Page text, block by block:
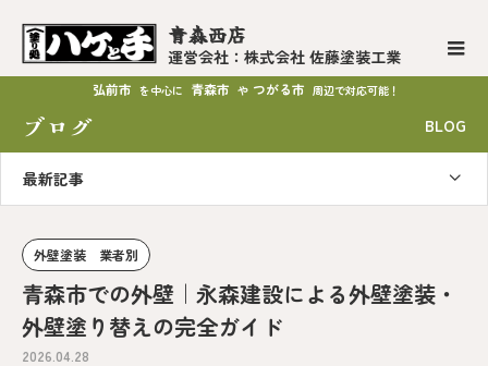
青森西店
運営会社：株式会社 佐藤塗装工業
弘前市 を中心に 青森市 や つがる市 周辺で対応可能！
ブログ BLOG
最新記事
外壁塗装 業者別
青森市での外壁｜永森建設による外壁塗装・
外壁塗り替えの完全ガイド
2026.04.28